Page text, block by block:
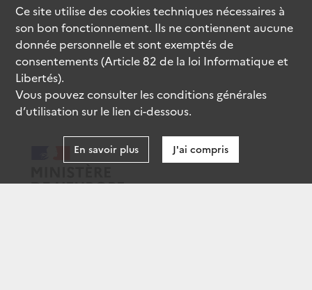
Ce site utilise descookiestechniques nécessaires à
son bon fonctionnement. Ils ne contiennent aucune
donnée personnelle et sont exemptés de
consentements (Article 82 de la loi Informatique et
Libertés).
Vous pouvez consulter les conditions générales
d’utilisation sur le lien ci-dessous.
En savoir plus J'ai compris